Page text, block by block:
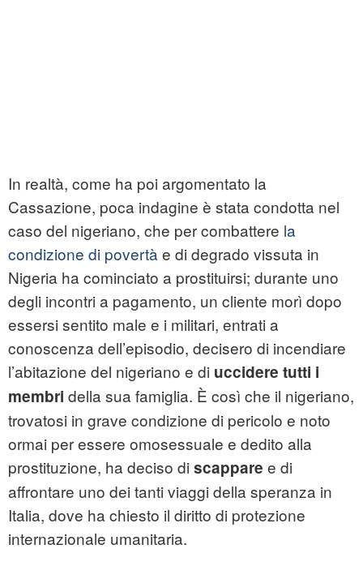
In realtà, come ha poi argomentato la
Cassazione, poca indagine è stata condotta nel
caso del nigeriano, che per combattere la
condizione di povertà e di degrado vissuta in
Nigeria ha cominciato a prostituirsi; durante uno
degli incontri a pagamento, un cliente morì dopo
essersi sentito male e i militari, entrati a
conoscenza dell’episodio, decisero di incendiare
l’abitazione del nigeriano e di uccidere tutti i
membri della sua famiglia. È così che il nigeriano,
trovatosi in grave condizione di pericolo e noto
ormai per essere omosessuale e dedito alla
prostituzione, ha deciso di scappare e di
affrontare uno dei tanti viaggi della speranza in
Italia, dove ha chiesto il diritto di protezione
internazionale umanitaria.